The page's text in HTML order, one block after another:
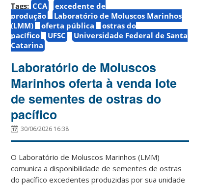
Tags: CCA
excedente de
produção
Laboratório de Moluscos Marinhos
(LMM)
oferta pública
ostras do
pacífico
UFSC
Universidade Federal de Santa
Catarina
Laboratório de Moluscos
Marinhos oferta à venda lote
de sementes de ostras do
pacífico
30/06/2026 16:38
O Laboratório de Moluscos Marinhos (LMM)
comunica a disponibilidade de sementes de ostras
do pacífico excedentes produzidas por sua unidade